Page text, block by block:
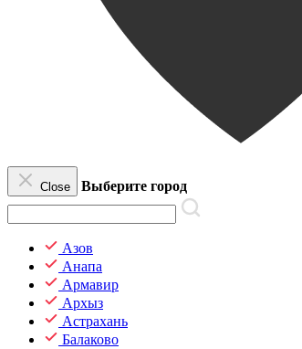
Close Выберите город
Азов
Анапа
Армавир
Архыз
Астрахань
Балаково